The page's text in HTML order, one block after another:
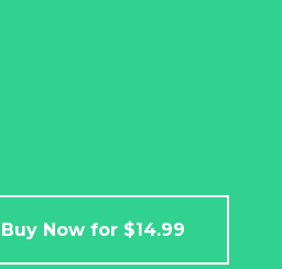
Buy Now for $14.99